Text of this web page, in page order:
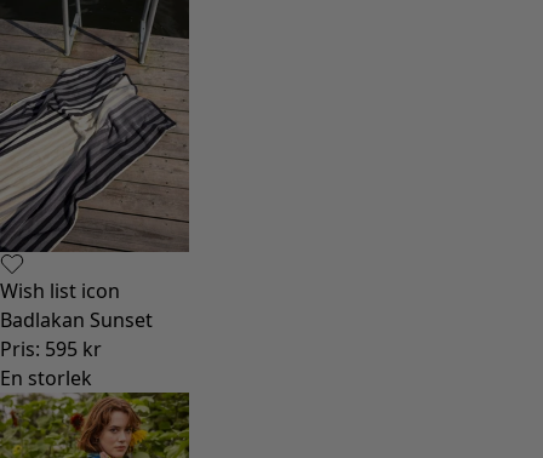
Rum
Badrum
Vardagsrum
Kök & matplats
Shoppa stilen
Klassisk och allmoge inredning